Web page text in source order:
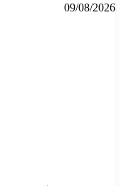
09/08/2026